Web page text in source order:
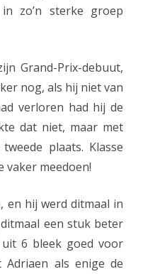
t
r
d
e
n
r
zo’n sterke groep
Grand-Prix-debuut,
nog, als hij niet van
verloren had hij de
dat niet, maar met
plaats. Klasse
vaker meedoen!
en hij werd ditmaal in
een stuk beter
6 bleek goed voor
als enige de